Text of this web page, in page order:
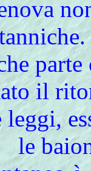
parte
il
le